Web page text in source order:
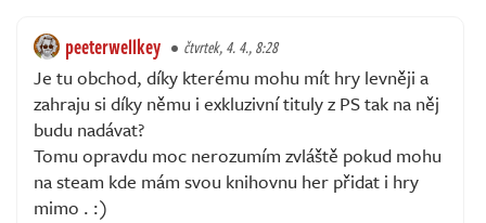
peeterwellkey čtvrtek, 4. 4., 8:28
Je tu obchod, díky kterému mohu mít hry levněji a
zahraju si díky němu i exkluzivní tituly z PS tak na něj
budu nadávat?
Tomu opravdu moc nerozumím zvláště pokud mohu
na steam kde mám svou knihovnu her přidat i hry
mimo . :)